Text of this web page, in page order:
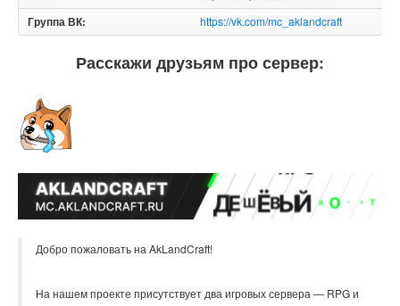
https://vk.com/mc_aklandcraft
Расскажи друзьям про сервер:
Добро пожаловать на AkLandCraft!
На нашем проекте присутствует два игровых сервера — RPG и